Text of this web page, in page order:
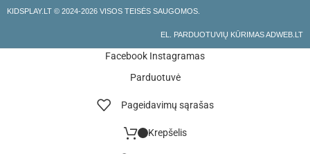
KIDSPLAY.LT © 2024-2026 VISOS TEISĖS SAUGOMOS.
EL. PARDUOTUVIŲ KŪRIMAS ADWEB.LT
Facebook Instagramas
Parduotuvė
Pageidavimų sąrašas
Krepšelis